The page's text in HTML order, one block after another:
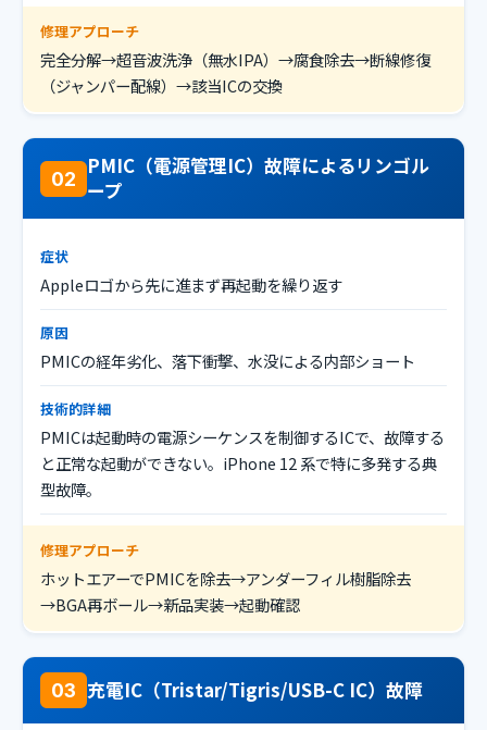
修理アプローチ
完全分解→超音波洗浄（無水IPA）→腐食除去→断線修復
（ジャンパー配線）→該当ICの交換
02
PMIC（電源管理IC）故障によるリンゴル
ープ
症状
Appleロゴから先に進まず再起動を繰り返す
原因
PMICの経年劣化、落下衝撃、水没による内部ショート
技術的詳細
PMICは起動時の電源シーケンスを制御するICで、故障する
と正常な起動ができない。iPhone 12 系で特に多発する典
型故障。
修理アプローチ
ホットエアーでPMICを除去→アンダーフィル樹脂除去
→BGA再ボール→新品実装→起動確認
03 充電IC（Tristar/Tigris/USB-C IC）故障